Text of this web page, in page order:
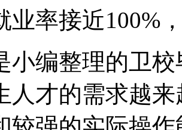
业率接近100%
小编整理的卫
人才的需求越